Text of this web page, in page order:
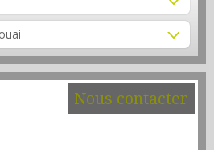
Nous contacter